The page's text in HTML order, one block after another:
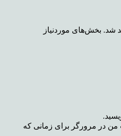
شد. بخش‌های موردنیاز
من در مرورگر برای زمانی که